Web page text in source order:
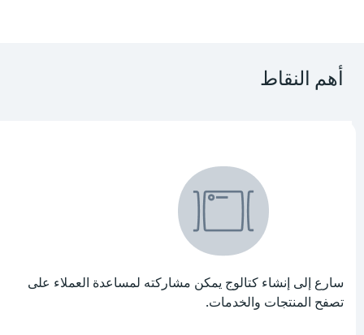
النقاط
إلى إنشاء كتالوج يمكن مشاركته لمساعدة العملاء على
المنتجات والخدمات.